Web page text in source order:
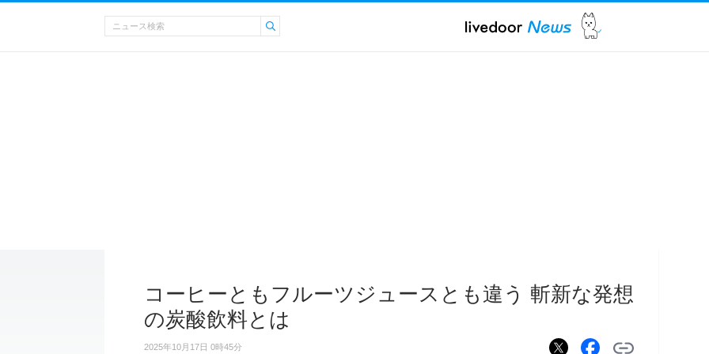
コーヒーともフルーツジュースとも違う 斬新な発想
の炭酸飲料とは
2025年10月17日 0時45分